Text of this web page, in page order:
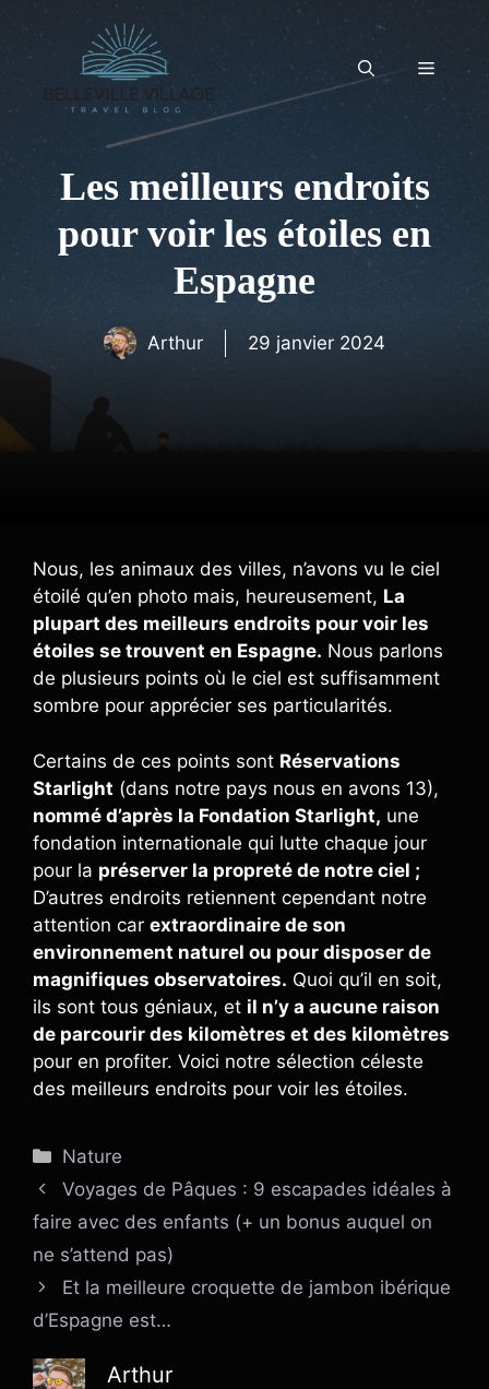
Aller
Menu
Les meilleurs endroits
pour voir les étoiles en
Espagne
Arthur 29 janvier 2024
Nous, les animaux des villes, n’avons vu le ciel
étoilé qu’en photo mais, heureusement, La
plupart des meilleurs endroits pour voir les
étoiles se trouvent en Espagne. Nous parlons
de plusieurs points où le ciel est suffisamment
sombre pour apprécier ses particularités.
Certains de ces points sont Réservations
Starlight (dans notre pays nous en avons 13),
nommé d’après la Fondation Starlight, une
fondation internationale qui lutte chaque jour
pour la préserver la propreté de notre ciel ;
D’autres endroits retiennent cependant notre
attention car extraordinaire de son
environnement naturel ou pour disposer de
magnifiques observatoires. Quoi qu’il en soit,
ils sont tous géniaux, et il n’y a aucune raison
de parcourir des kilomètres et des kilomètres
pour en profiter. Voici notre sélection céleste
des meilleurs endroits pour voir les étoiles.
Catégories
Nature
Voyages de Pâques : 9 escapades idéales à
faire avec des enfants (+ un bonus auquel on
ne s’attend pas)
Et la meilleure croquette de jambon ibérique
d’Espagne est…
Arthur